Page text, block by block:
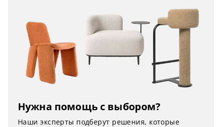
Нужна помощь с выбором?
Наши эксперты подберут решения, которые